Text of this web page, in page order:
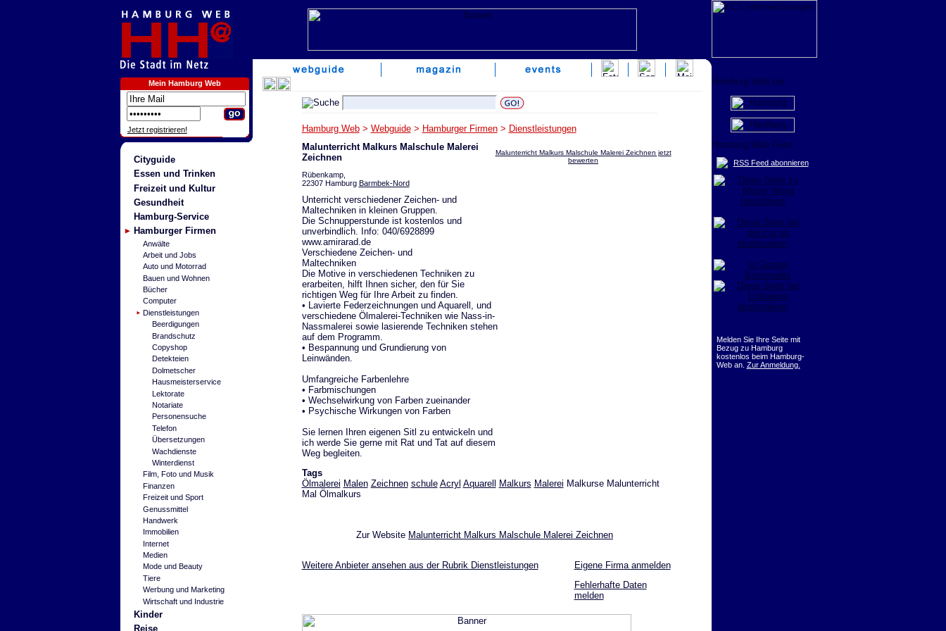
Mein Hamburg Web
Jetzt registrieren!
Cityguide
Essen und Trinken
Freizeit und Kultur
Gesundheit
Hamburg-Service
Hamburger Firmen
Anwälte
Arbeit und Jobs
Auto und Motorrad
Bauen und Wohnen
Bücher
Computer
Dienstleistungen
Beerdigungen
Brandschutz
Copyshop
Detekteien
Dolmetscher
Hausmeisterservice
Lektorate
Notariate
Personensuche
Telefon
Übersetzungen
Wachdienste
Winterdienst
Film, Foto und Musik
Finanzen
Freizeit und Sport
Genussmittel
Handwerk
Immobilien
Internet
Medien
Mode und Beauty
Tiere
Werbung und Marketing
Wirtschaft und Industrie
Kinder
Reise
Hamburg Web> Webguide> Hamburger Firmen> Dienstleistungen
Malunterricht Malkurs Malschule Malerei Zeichnen jetzt
bewerten
Malunterricht Malkurs Malschule Malerei
Zeichnen
Rübenkamp,
22307 Hamburg Barmbek-Nord
Unterricht verschiedener Zeichen- und
Maltechniken in kleinen Gruppen.
Die Schnupperstunde ist kostenlos und
unverbindlich. Info: 040/6928899
www.amirarad.de
Verschiedene Zeichen- und
Maltechniken
Die Motive in verschiedenen Techniken zu
erarbeiten, hilft Ihnen sicher, den für Sie
richtigen Weg für Ihre Arbeit zu finden.
• Lavierte Federzeichnungen und Aquarell, und
verschiedene Ölmalerei-Techniken wie Nass-in-
Nassmalerei sowie lasierende Techniken stehen
auf dem Programm.
• Bespannung und Grundierung von
Leinwänden.
Umfangreiche Farbenlehre
• Farbmischungen
• Wechselwirkung von Farben zueinander
• Psychische Wirkungen von Farben
Sie lernen Ihren eigenen Sitl zu entwickeln und
ich werde Sie gerne mit Rat und Tat auf diesem
Weg begleiten.
Tags
Ölmalerei Malen Zeichnen schule Acryl Aquarell Malkurs Malerei Malkurse Malunterricht
Mal Ölmalkurs
Zur Website Malunterricht Malkurs Malschule Malerei Zeichnen
Weitere Anbieter ansehen aus der Rubrik Dienstleistungen
Eigene Firma anmelden
Fehlerhafte Daten
melden
RSS Feed abonnieren
Melden Sie Ihre Seite mit
Bezug zu Hamburg
kostenlos beim Hamburg-
Web an. Zur Anmeldung.